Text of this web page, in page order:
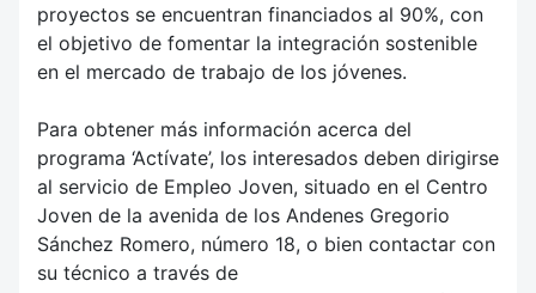
proyectos se encuentran financiados al 90%, con
el objetivo de fomentar la integración sostenible
en el mercado de trabajo de los jóvenes.
Para obtener más información acerca del
programa ‘Actívate’, los interesados deben dirigirse
al servicio de Empleo Joven, situado en el Centro
Joven de la avenida de los Andenes Gregorio
Sánchez Romero, número 18, o bien contactar con
su técnico a través de